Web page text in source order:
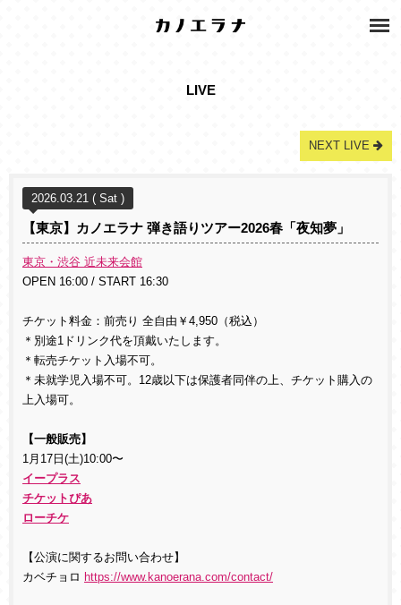
LIVE
NEXT LIVE
2026.03.21 ( Sat )
【東京】カノエラナ 弾き語りツアー2026春「夜知夢」
東京・渋谷 近未来会館
OPEN 16:00 / START 16:30
チケット料金：前売り 全自由￥4,950（税込）
＊別途1ドリンク代を頂戴いたします。
＊転売チケット入場不可。
＊未就学児入場不可。12歳以下は保護者同伴の上、チケット購入の
上入場可。
【一般販売】
1月17日(土)10:00〜
イープラス
チケットぴあ
ローチケ
【公演に関するお問い合わせ】
カベチョロ https://www.kanoerana.com/contact/